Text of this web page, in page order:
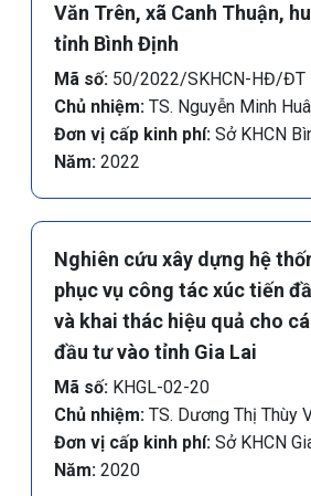
Văn Trên, xã Canh Thuận,
tỉnh Bình Định
Mã số:50/2022/SKHCN-HĐ/ĐT
Chủ nhiệm:TS. Nguyễn Minh
Đơn vị cấp kinh phí:Sở KHCN
Năm:2022
Nghiên cứu xây dựng hệ
phục vụ công tác xúc tiến
và khai thác hiệu quả cho
đầu tư vào tỉnh Gia Lai
Mã số:KHGL-02-20
Chủ nhiệm:TS. Dương Thị Thùy
Đơn vị cấp kinh phí:Sở KHCN
Năm:2020